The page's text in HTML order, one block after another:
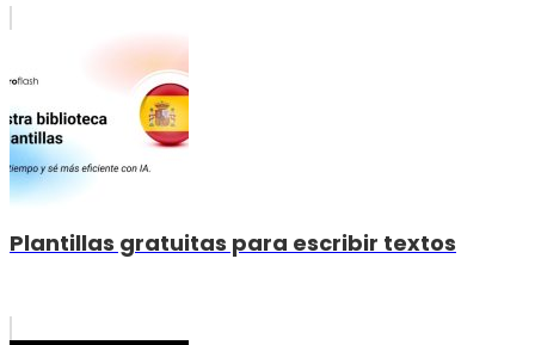
Plantillas gratuitas para escribir textos